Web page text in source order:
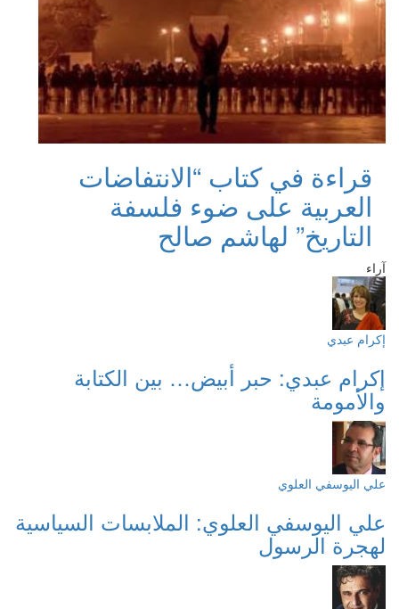
قراءة في كتاب “الانتفاضات
العربية على ضوء فلسفة
التاريخ” لهاشم صالح
آراء
إكرام عبدي
إكرام عبدي: حبر أبيض… بين الكتابة
والأمومة
علي اليوسفي العلوي
علي اليوسفي العلوي: الملابسات السياسية
لهجرة الرسول